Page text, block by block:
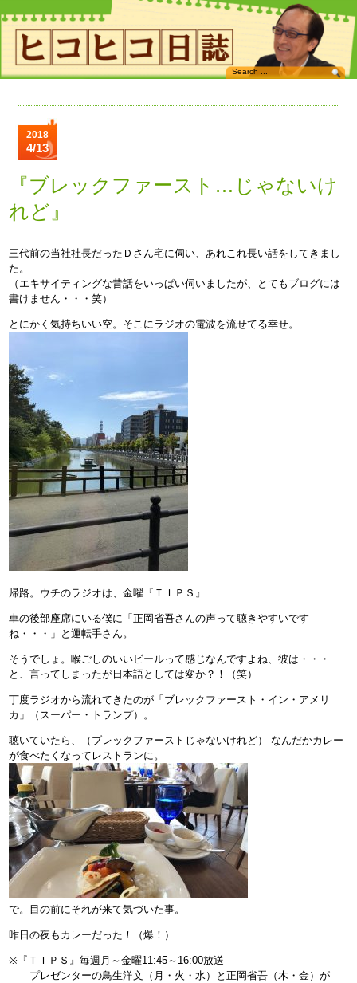
2018
4/13
『ブレックファースト…じゃないけ
れど』
三代前の当社社長だったＤさん宅に伺い、あれこれ長い話をしてきまし
た。
（エキサイティングな昔話をいっぱい伺いましたが、とてもブログには
書けません・・・笑）
とにかく気持ちいい空。そこにラジオの電波を流せてる幸せ。
帰路。ウチのラジオは、金曜『ＴＩＰＳ』
車の後部座席にいる僕に「正岡省吾さんの声って聴きやすいです
ね・・・」と運転手さん。
そうでしょ。喉ごしのいいビールって感じなんですよね、彼は・・・
と、言ってしまったが日本語としては変か？！（笑）
丁度ラジオから流れてきたのが「ブレックファースト・イン・アメリ
カ」（スーパー・トランプ）。
聴いていたら、（ブレックファーストじゃないけれど） なんだかカレー
が食べたくなってレストランに。
で。目の前にそれが来て気づいた事。
昨日の夜もカレーだった！（爆！）
※『ＴＩＰＳ』毎週月～金曜11:45～16:00放送
プレゼンターの鳥生洋文（月・火・水）と正岡省吾（木・金）が